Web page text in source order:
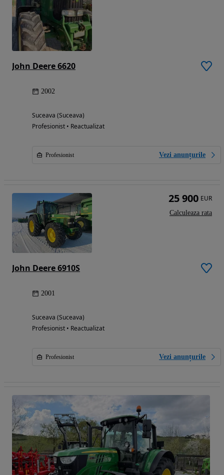
John Deere 6620
2002
Suceava (Suceava)
Profesionist • Reactualizat
Profesionist Vezi anunțurile
John Deere 6910S
2001
Suceava (Suceava)
Profesionist • Reactualizat
Profesionist Vezi anunțurile
25 900 EUR
Calculeaza rata